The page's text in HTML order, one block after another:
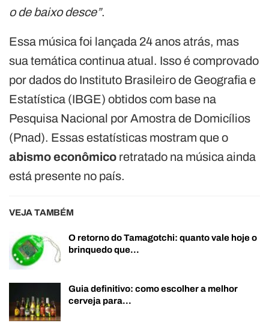
o de baixo desce”.
Essa música foi lançada 24 anos atrás, mas
sua temática continua atual. Isso é comprovado
por dados do Instituto Brasileiro de Geografia e
Estatística (IBGE) obtidos com base na
Pesquisa Nacional por Amostra de Domicílios
(Pnad). Essas estatísticas mostram que o
abismo econômico retratado na música ainda
está presente no país.
VEJA TAMBÉM
O retorno do Tamagotchi: quanto vale hoje o
brinquedo que…
Guia definitivo: como escolher a melhor
cerveja para…